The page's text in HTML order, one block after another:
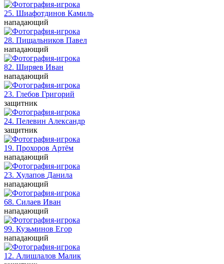
25. Шиафотдинов Камиль
нападающий
28. Пищальников Павел
нападающий
82. Ширяев Иван
нападающий
23. Глебов Григорий
защитник
24. Пелевин Александр
защитник
19. Прохоров Артём
нападающий
23. Хулапов Данила
нападающий
68. Силаев Иван
нападающий
99. Кузьминов Егор
нападающий
12. Алишлалов Малик